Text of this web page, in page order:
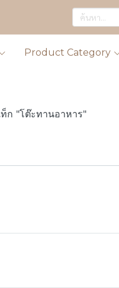
Product Category
ก "โต๊ะทานอาหาร"